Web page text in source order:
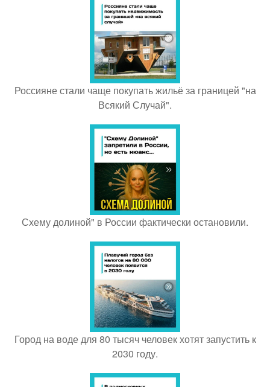
Россияне стали чаще покупать жильё за границей "на
Всякий Случай".
Схему долиной" в России фактически остановили.
Город на воде для 80 тысяч человек хотят запустить к
2030 году.